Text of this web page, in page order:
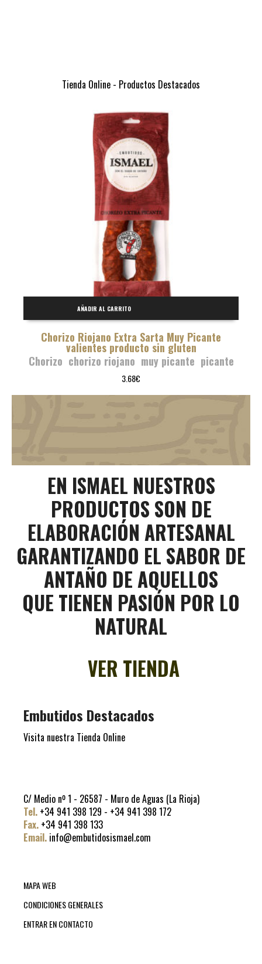
Tienda Online - Productos Destacados
AÑADIR AL CARRITO
Chorizo Riojano Extra Sarta Muy Picante
valientes producto sin gluten
Chorizo chorizo riojano muy picante picante
3.68€
EN ISMAEL NUESTROS
PRODUCTOS SON DE
ELABORACIÓN ARTESANAL
GARANTIZANDO EL SABOR DE
ANTAÑO DE AQUELLOS
QUE TIENEN PASIÓN POR LO
NATURAL
VER TIENDA
Embutidos Destacados
Visita nuestra Tienda Online
C/ Medio nº 1 - 26587 - Muro de Aguas (La Rioja)
Tel. +34 941 398 129 - +34 941 398 172
Fax. +34 941 398 133
Email. info@embutidosismael.com
MAPA WEB
CONDICIONES GENERALES
ENTRAR EN CONTACTO